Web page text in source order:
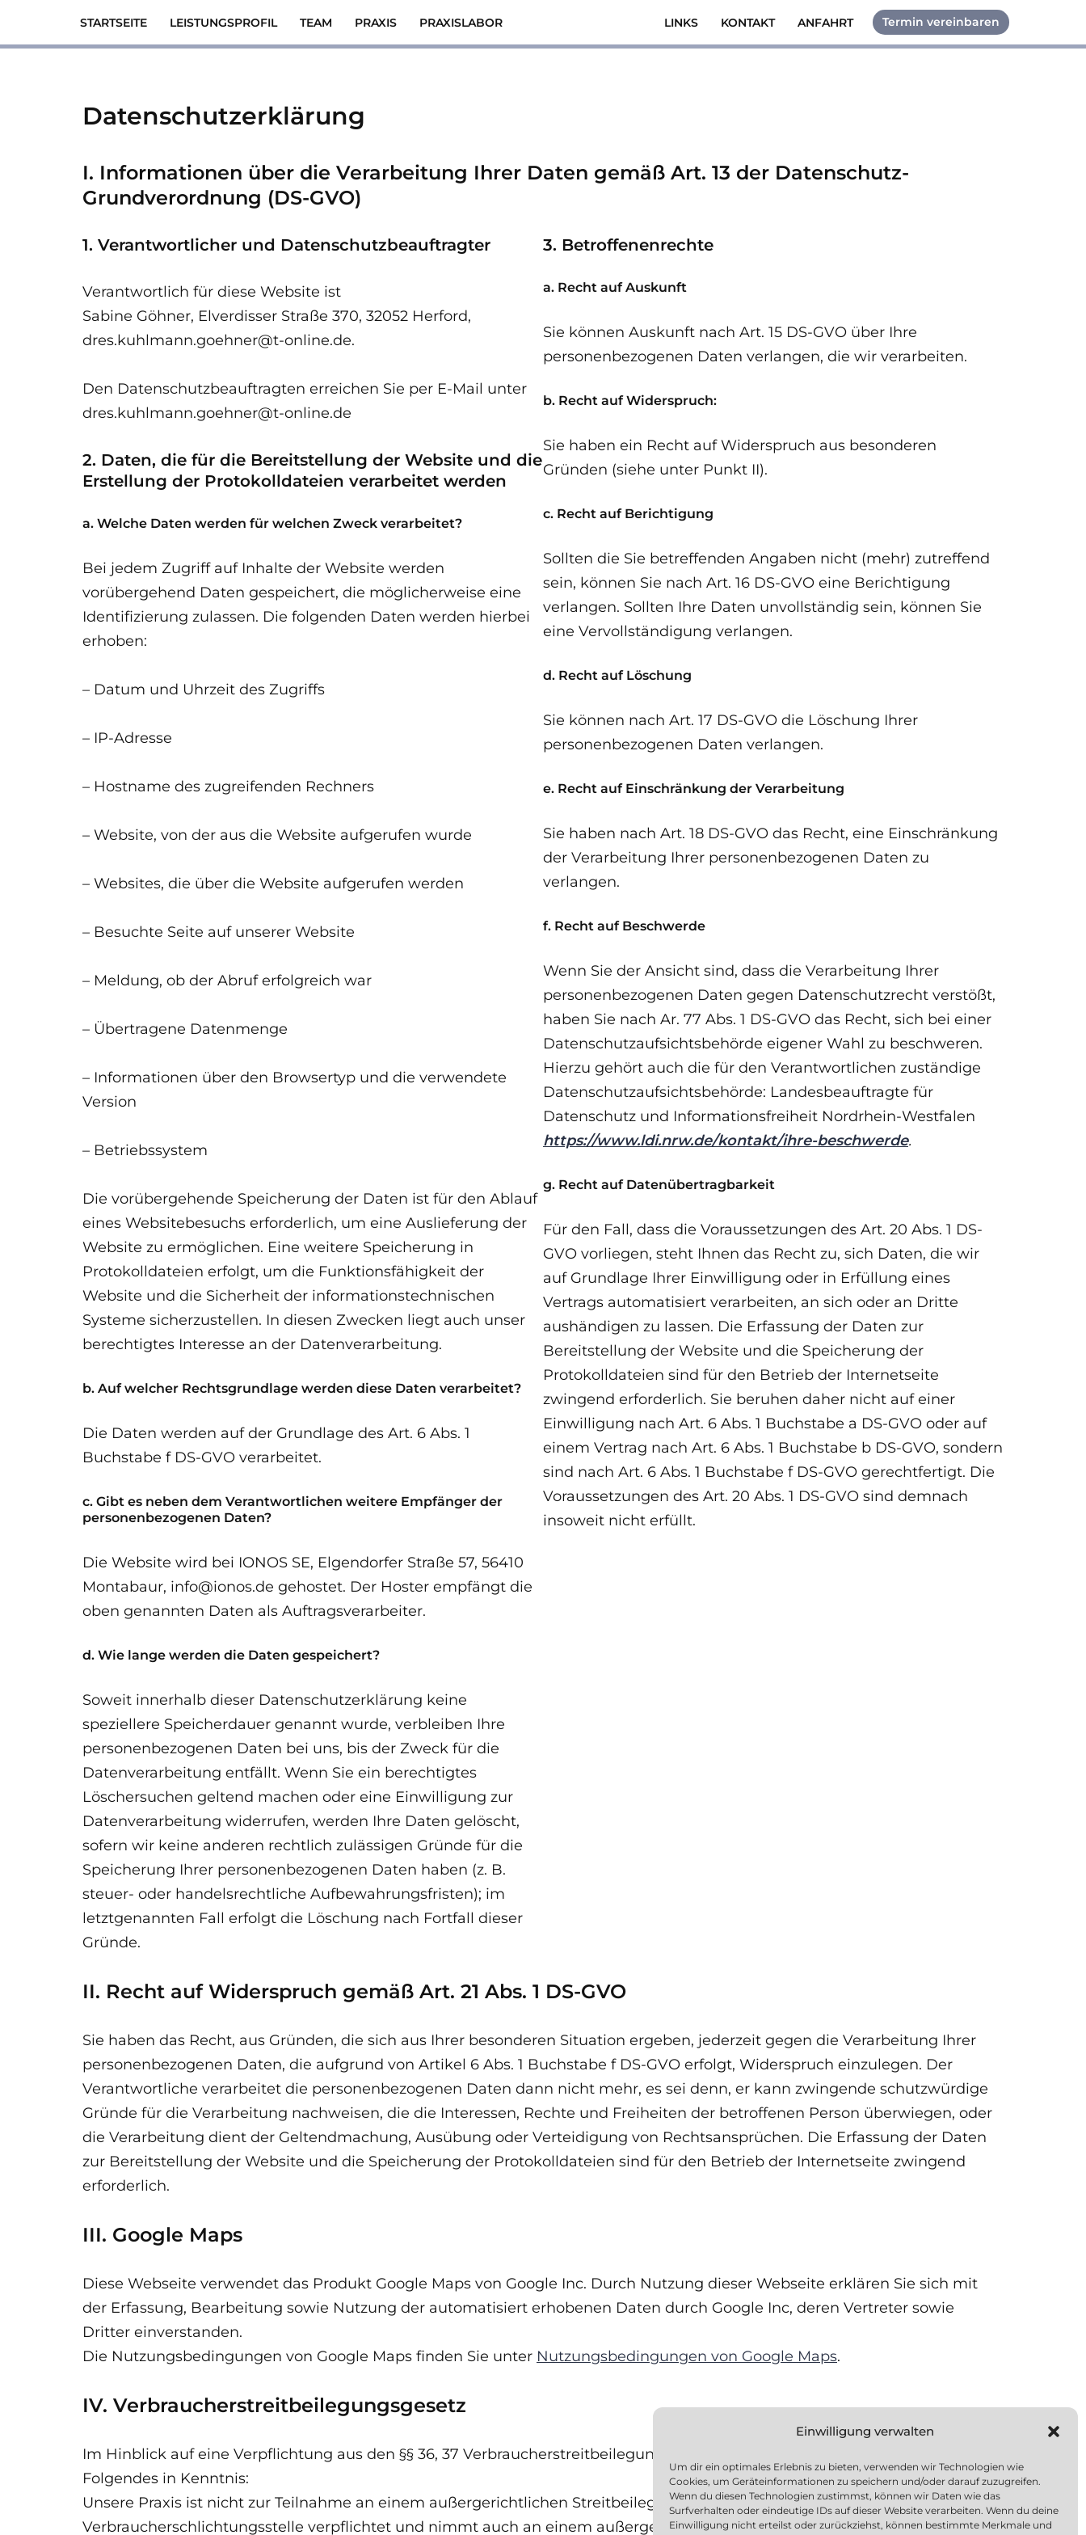
Einwilligung verwalten
Um dir ein optimales Erlebnis zu bieten, verwenden wir Technologien wie
Cookies, um Geräteinformationen zu speichern und/oder darauf zuzugreifen.
Wenn du diesen Technologien zustimmst, können wir Daten wie das
Surfverhalten oder eindeutige IDs auf dieser Website verarbeiten. Wenn du deine
Einwilligung nicht erteilst oder zurückziehst, können bestimmte Merkmale und
Zum
STARTSEITE LEISTUNGSPROFIL TEAM PRAXIS PRAXISLABOR LINKS KONTAKT ANFAHRT Termin vereinbaren
Datenschutzerklärung
I. Informationen über die Verarbeitung Ihrer Daten gemäß Art. 13 der Datenschutz-
Grundverordnung (DS-GVO)
1. Verantwortlicher und Datenschutzbeauftragter
Verantwortlich für diese Website ist
Sabine Göhner, Elverdisser Straße 370, 32052 Herford,
dres.kuhlmann.goehner@t-online.de.
Den Datenschutzbeauftragten erreichen Sie per E-Mail unter
dres.kuhlmann.goehner@t-online.de
2. Daten, die für die Bereitstellung der Website und die
Erstellung der Protokolldateien verarbeitet werden
a. Welche Daten werden für welchen Zweck verarbeitet?
Bei jedem Zugriff auf Inhalte der Website werden
vorübergehend Daten gespeichert, die möglicherweise eine
Identifizierung zulassen. Die folgenden Daten werden hierbei
erhoben:
– Datum und Uhrzeit des Zugriffs
– IP-Adresse
– Hostname des zugreifenden Rechners
– Website, von der aus die Website aufgerufen wurde
– Websites, die über die Website aufgerufen werden
– Besuchte Seite auf unserer Website
– Meldung, ob der Abruf erfolgreich war
– Übertragene Datenmenge
– Informationen über den Browsertyp und die verwendete
Version
– Betriebssystem
Die vorübergehende Speicherung der Daten ist für den Ablauf
eines Websitebesuchs erforderlich, um eine Auslieferung der
Website zu ermöglichen. Eine weitere Speicherung in
Protokolldateien erfolgt, um die Funktionsfähigkeit der
Website und die Sicherheit der informationstechnischen
Systeme sicherzustellen. In diesen Zwecken liegt auch unser
berechtigtes Interesse an der Datenverarbeitung.
b. Auf welcher Rechtsgrundlage werden diese Daten verarbeitet?
Die Daten werden auf der Grundlage des Art. 6 Abs. 1
Buchstabe f DS-GVO verarbeitet.
c. Gibt es neben dem Verantwortlichen weitere Empfänger der
personenbezogenen Daten?
Die Website wird bei IONOS SE, Elgendorfer Straße 57, 56410
Montabaur, info@ionos.de gehostet. Der Hoster empfängt die
oben genannten Daten als Auftragsverarbeiter.
d. Wie lange werden die Daten gespeichert?
Soweit innerhalb dieser Datenschutzerklärung keine
speziellere Speicherdauer genannt wurde, verbleiben Ihre
personenbezogenen Daten bei uns, bis der Zweck für die
Datenverarbeitung entfällt. Wenn Sie ein berechtigtes
Löschersuchen geltend machen oder eine Einwilligung zur
Datenverarbeitung widerrufen, werden Ihre Daten gelöscht,
sofern wir keine anderen rechtlich zulässigen Gründe für die
Speicherung Ihrer personenbezogenen Daten haben (z. B.
steuer- oder handelsrechtliche Aufbewahrungsfristen); im
letztgenannten Fall erfolgt die Löschung nach Fortfall dieser
Gründe.
3. Betroffenenrechte
a. Recht auf Auskunft
Sie können Auskunft nach Art. 15 DS-GVO über Ihre
personenbezogenen Daten verlangen, die wir verarbeiten.
b. Recht auf Widerspruch:
Sie haben ein Recht auf Widerspruch aus besonderen
Gründen (siehe unter Punkt II).
c. Recht auf Berichtigung
Sollten die Sie betreffenden Angaben nicht (mehr) zutreffend
sein, können Sie nach Art. 16 DS-GVO eine Berichtigung
verlangen. Sollten Ihre Daten unvollständig sein, können Sie
eine Vervollständigung verlangen.
d. Recht auf Löschung
Sie können nach Art. 17 DS-GVO die Löschung Ihrer
personenbezogenen Daten verlangen.
e. Recht auf Einschränkung der Verarbeitung
Sie haben nach Art. 18 DS-GVO das Recht, eine Einschränkung
der Verarbeitung Ihrer personenbezogenen Daten zu
verlangen.
f. Recht auf Beschwerde
Wenn Sie der Ansicht sind, dass die Verarbeitung Ihrer
personenbezogenen Daten gegen Datenschutzrecht verstößt,
haben Sie nach Ar. 77 Abs. 1 DS-GVO das Recht, sich bei einer
Datenschutzaufsichtsbehörde eigener Wahl zu beschweren.
Hierzu gehört auch die für den Verantwortlichen zuständige
Datenschutzaufsichtsbehörde: Landesbeauftragte für
Datenschutz und Informationsfreiheit Nordrhein-Westfalen
https://www.ldi.nrw.de/kontakt/ihre-beschwerde.
g. Recht auf Datenübertragbarkeit
Für den Fall, dass die Voraussetzungen des Art. 20 Abs. 1 DS-
GVO vorliegen, steht Ihnen das Recht zu, sich Daten, die wir
auf Grundlage Ihrer Einwilligung oder in Erfüllung eines
Vertrags automatisiert verarbeiten, an sich oder an Dritte
aushändigen zu lassen. Die Erfassung der Daten zur
Bereitstellung der Website und die Speicherung der
Protokolldateien sind für den Betrieb der Internetseite
zwingend erforderlich. Sie beruhen daher nicht auf einer
Einwilligung nach Art. 6 Abs. 1 Buchstabe a DS-GVO oder auf
einem Vertrag nach Art. 6 Abs. 1 Buchstabe b DS-GVO, sondern
sind nach Art. 6 Abs. 1 Buchstabe f DS-GVO gerechtfertigt. Die
Voraussetzungen des Art. 20 Abs. 1 DS-GVO sind demnach
insoweit nicht erfüllt.
II. Recht auf Widerspruch gemäß Art. 21 Abs. 1 DS-GVO
Sie haben das Recht, aus Gründen, die sich aus Ihrer besonderen Situation ergeben, jederzeit gegen die Verarbeitung Ihrer
personenbezogenen Daten, die aufgrund von Artikel 6 Abs. 1 Buchstabe f DS-GVO erfolgt, Widerspruch einzulegen. Der
Verantwortliche verarbeitet die personenbezogenen Daten dann nicht mehr, es sei denn, er kann zwingende schutzwürdige
Gründe für die Verarbeitung nachweisen, die die Interessen, Rechte und Freiheiten der betroffenen Person überwiegen, oder
die Verarbeitung dient der Geltendmachung, Ausübung oder Verteidigung von Rechtsansprüchen. Die Erfassung der Daten
zur Bereitstellung der Website und die Speicherung der Protokolldateien sind für den Betrieb der Internetseite zwingend
erforderlich.
III. Google Maps
Diese Webseite verwendet das Produkt Google Maps von Google Inc. Durch Nutzung dieser Webseite erklären Sie sich mit
der Erfassung, Bearbeitung sowie Nutzung der automatisiert erhobenen Daten durch Google Inc, deren Vertreter sowie
Dritter einverstanden.
Die Nutzungsbedingungen von Google Maps finden Sie unter Nutzungsbedingungen von Google Maps.
IV. Verbraucherstreitbeilegungsgesetz
Im Hinblick auf eine Verpflichtung aus den §§ 36, 37 Verbraucherstreitbeilegungsgesetz setzen wir unsere Patienten über
Folgendes in Kenntnis:
Unsere Praxis ist nicht zur Teilnahme an einem außergerichtlichen Streitbeilegungsverfahren vor einer
Verbraucherschlichtungsstelle verpflichtet und nimmt auch an einem außergerichtlichen Streitbeilegungsverfahren vor einer